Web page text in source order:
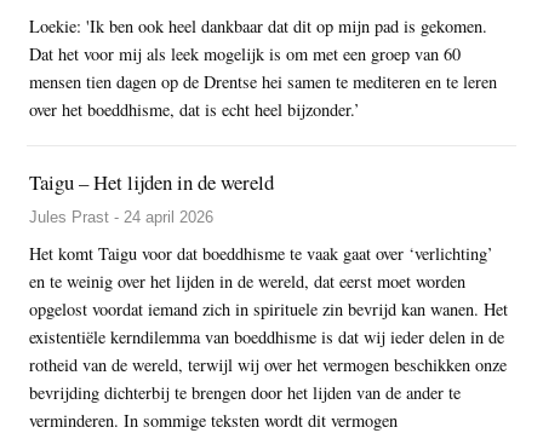
Loekie: 'Ik ben ook heel dankbaar dat dit op mijn pad is gekomen.
Dat het voor mij als leek mogelijk is om met een groep van 60
mensen tien dagen op de Drentse hei samen te mediteren en te leren
over het boeddhisme, dat is echt heel bijzonder.’
Taigu – Het lijden in de wereld
Jules Prast - 24 april 2026
Het komt Taigu voor dat boeddhisme te vaak gaat over ‘verlichting’
en te weinig over het lijden in de wereld, dat eerst moet worden
opgelost voordat iemand zich in spirituele zin bevrijd kan wanen. Het
existentiële kerndilemma van boeddhisme is dat wij ieder delen in de
rotheid van de wereld, terwijl wij over het vermogen beschikken onze
bevrijding dichterbij te brengen door het lijden van de ander te
verminderen. In sommige teksten wordt dit vermogen